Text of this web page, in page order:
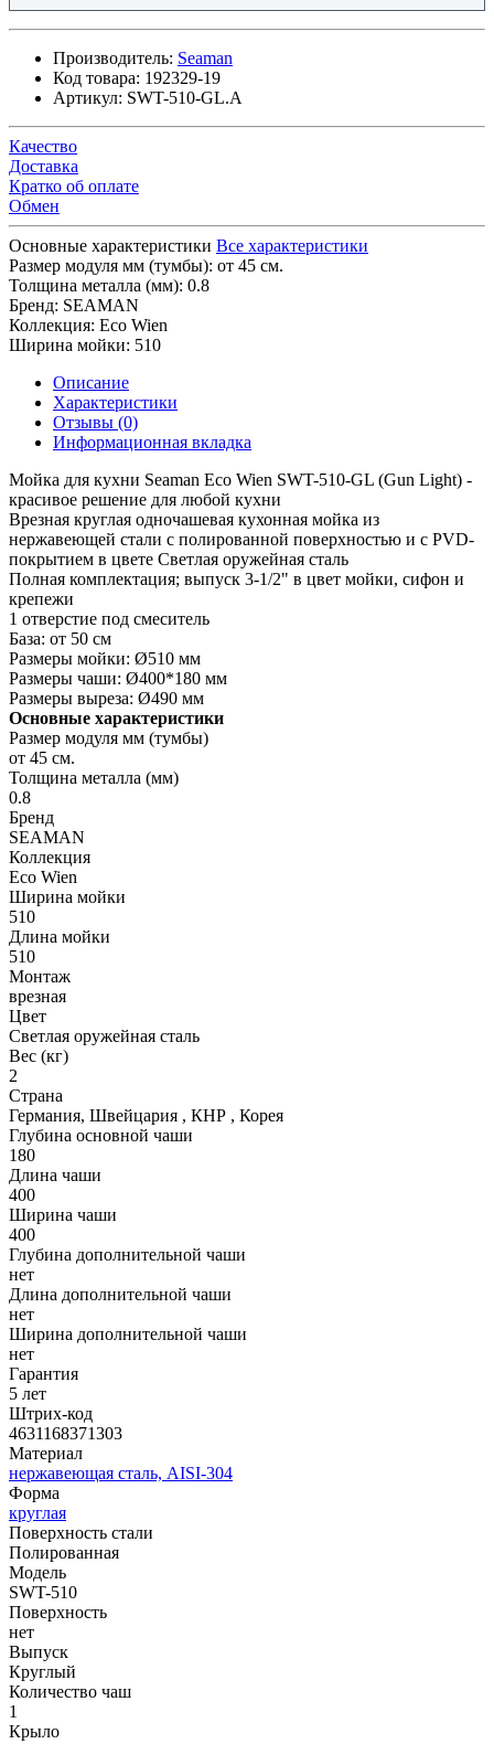
Производитель: Seaman
Код товара: 192329-19
Артикул: SWT-510-GL.A
Качество
Доставка
Кратко об оплате
Обмен
Основные характеристики Все характеристики
Размер модуля мм (тумбы): от 45 см.
Толщина металла (мм): 0.8
Бренд: SEAMAN
Коллекция: Eco Wien
Ширина мойки: 510
Описание
Характеристики
Отзывы (0)
Информационная вкладка
Мойка для кухни Seaman Eco Wien SWT-510-GL (Gun Light) -
красивое решение для любой кухни
Врезная круглая одночашевая кухонная мойка из
нержавеющей стали с полированной поверхностью и с PVD-
покрытием в цвете Светлая оружейная сталь
Полная комплектация; выпуск 3-1/2" в цвет мойки, сифон и
крепежи
1 отверстие под смеситель
База: от 50 см
Размеры мойки: Ø510 мм
Размеры чаши: Ø400*180 мм
Размеры выреза: Ø490 мм
Основные характеристики
Размер модуля мм (тумбы)
от 45 см.
Толщина металла (мм)
0.8
Бренд
SEAMAN
Коллекция
Eco Wien
Ширина мойки
510
Длина мойки
510
Монтаж
врезная
Цвет
Светлая оружейная сталь
Вес (кг)
2
Страна
Германия, Швейцария , КНР , Корея
Глубина основной чаши
180
Длина чаши
400
Ширина чаши
400
Глубина дополнительной чаши
нет
Длина дополнительной чаши
нет
Ширина дополнительной чаши
нет
Гарантия
5 лет
Штрих-код
4631168371303
Материал
нержавеющая сталь, AISI-304
Форма
круглая
Поверхность стали
Полированная
Модель
SWT-510
Поверхность
нет
Выпуск
Круглый
Количество чаш
1
Крыло